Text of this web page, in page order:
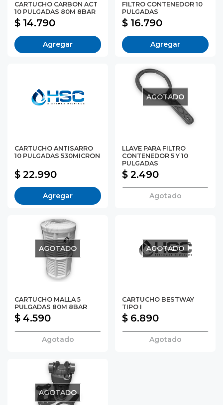
CARTUCHO CARBON ACT
10 PULGADAS 80M 8BAR
$ 14.790
Agregar
FILTRO CONTENEDOR 10
PULGADAS
$ 16.790
Agregar
CARTUCHO ANTISARRO
10 PULGADAS 530MICRON
$ 22.990
Agregar
AGOTADO
LLAVE PARA FILTRO
CONTENEDOR 5 Y 10
PULGADAS
$ 2.490
Agotado
AGOTADO
CARTUCHO MALLA 5
PULGADAS 80M 8BAR
$ 4.590
Agotado
AGOTADO
CARTUCHO BESTWAY
TIPO I
$ 6.890
Agotado
AGOTADO